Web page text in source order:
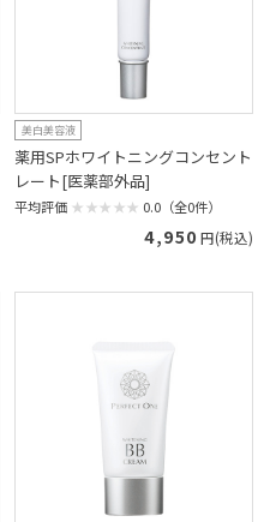
美白美容液
薬用SPホワイトニングコンセント
レート[医薬部外品]
平均評価 0.0（全0件）
4,950 円(税込)